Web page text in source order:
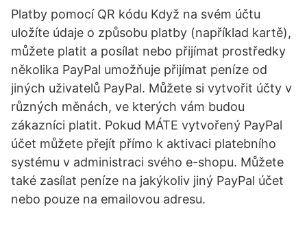
Platby pomocí QR kódu Když na svém účtu
uložíte údaje o způsobu platby (například kartě),
můžete platit a posílat nebo přijímat prostředky
několika PayPal umožňuje přijímat peníze od
jiných uživatelů PayPal. Můžete si vytvořit účty v
různých měnách, ve kterých vám budou
zákazníci platit. Pokud MÁTE vytvořený PayPal
účet můžete přejít přímo k aktivaci platebního
systému v administraci svého e-shopu. Můžete
také zasílat peníze na jakýkoliv jiný PayPal účet
nebo pouze na emailovou adresu.